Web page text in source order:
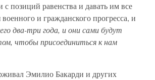
с позиций равенства и давать им все
и гражданского прогресса, и
два-три года, и они сами будут
чтобы присоединиться к нам
Эмилио Бакарди и других